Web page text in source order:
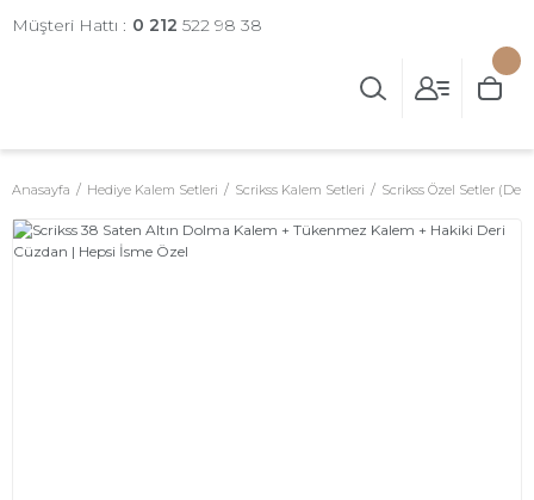
Müşteri Hattı : 0 212 522 98 38
Anasayfa Hediye Kalem Setleri Scrikss Kalem Setleri Scrikss Özel Setler